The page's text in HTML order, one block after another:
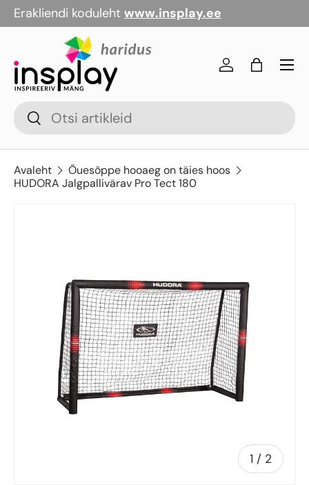
Jäta vahele
Erakliendi koduleht www.insplay.ee
OtsiOtsi
Logi sisse
Kott
Avaleht
Õuesõppe hooaeg on täies hoos
HUDORA Jalgpallivärav Pro Tect 180
1 / of
2